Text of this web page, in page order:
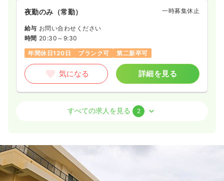
夜勤のみ（常勤） 一時募集休止
給与 お問い合わせください
時間 20:30～9:30
年間休日120日
ブランク可 第二新卒可
気になる 詳細を見る
正・准看護師
給与
お問い合わせください
時間 8:30～17:30
日祝休み
年間休日120日
すべての求人を見る 2